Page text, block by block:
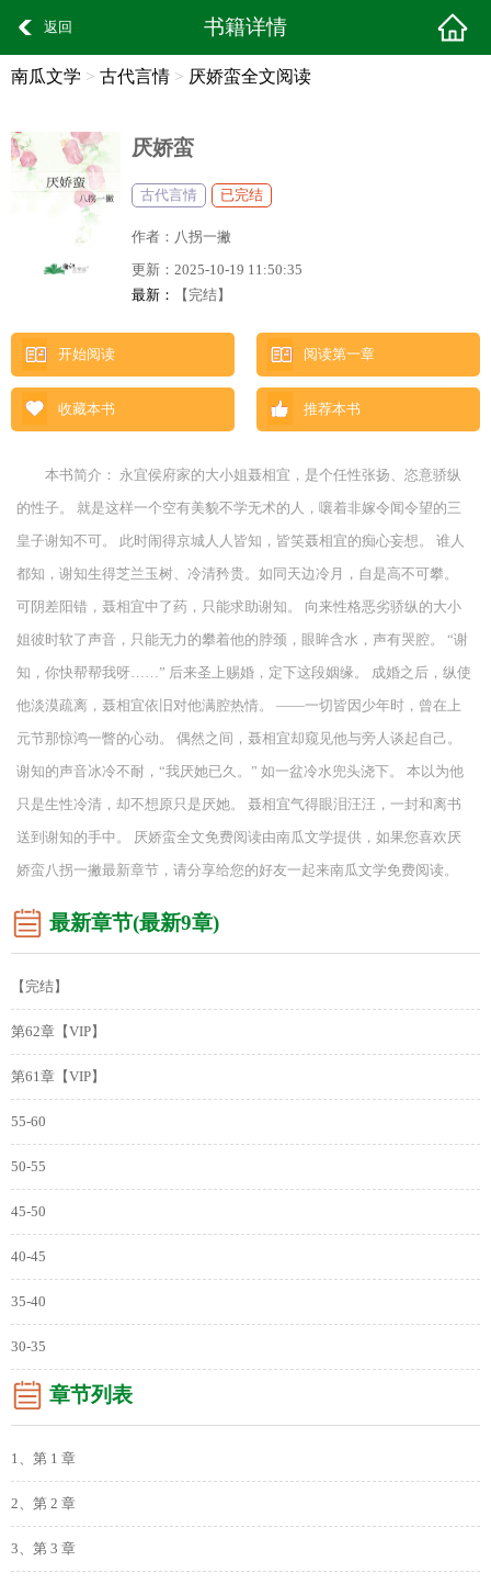
返回 书籍详情
南瓜文学 > 古代言情 > 厌娇蛮全文阅读
厌娇蛮
古代言情 已完结
作者： 八拐一撇
更新： 2025-10-19 11:50:35
最新：
【完结】
开始阅读 阅读第一章
收藏本书 推荐本书
本书简介： 永宜侯府家的大小姐聂相宜，是个任性张扬、恣意骄纵
的性子。 就是这样一个空有美貌不学无术的人，嚷着非嫁令闻令望的三
皇子谢知不可。 此时闹得京城人人皆知，皆笑聂相宜的痴心妄想。 谁人
都知，谢知生得芝兰玉树、冷清矜贵。如同天边冷月，自是高不可攀。
可阴差阳错，聂相宜中了药，只能求助谢知。 向来性格恶劣骄纵的大小
姐彼时软了声音，只能无力的攀着他的脖颈，眼眸含水，声有哭腔。 “谢
知，你快帮帮我呀……” 后来圣上赐婚，定下这段姻缘。 成婚之后，纵使
他淡漠疏离，聂相宜依旧对他满腔热情。 ——一切皆因少年时，曾在上
元节那惊鸿一瞥的心动。 偶然之间，聂相宜却窥见他与旁人谈起自己。
谢知的声音冰冷不耐，“我厌她已久。” 如一盆冷水兜头浇下。 本以为他
只是生性冷清，却不想原只是厌她。 聂相宜气得眼泪汪汪，一封和离书
送到谢知的手中。 厌娇蛮全文免费阅读由南瓜文学提供，如果您喜欢厌
娇蛮八拐一撇最新章节，请分享给您的好友一起来南瓜文学免费阅读。
最新章节(最新9章)
【完结】
第62章【VIP】
第61章【VIP】
55-60
50-55
45-50
40-45
35-40
30-35
章节列表
1、第 1 章
2、第 2 章
3、第 3 章